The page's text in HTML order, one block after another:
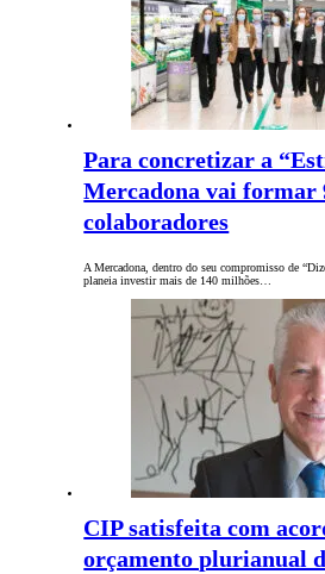
Para concretizar a
Mercadona vai formar
colaboradores
A Mercadona, dentro do seu compromisso de
planeia investir mais de 140 milhões…
CIP satisfeita com
orçamento plurianual